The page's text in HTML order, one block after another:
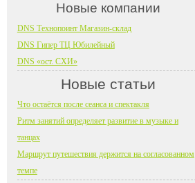
Новые компании
DNS Технопоинт Магазин-склад
DNS Гипер ТЦ Юбилейный
DNS «ост. СХИ»
Новые статьи
Что остаётся после сеанса и спектакля
Ритм занятий определяет развитие в музыке и
танцах
Маршрут путешествия держится на согласованном
темпе